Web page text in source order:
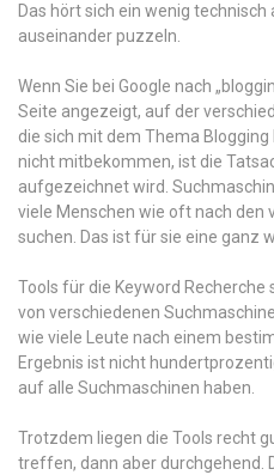
Das hört sich ein wenig
auseinander puzzeln.
Wenn Sie bei Google nach
Seite angezeigt, auf der
die sich mit dem Thema
nicht mitbekommen, ist die
aufgezeichnet wird.
viele Menschen wie oft nach
suchen. Das ist für sie eine ganz
Tools für die Keyword
von verschiedenen
wie viele Leute nach einem
Ergebnis ist nicht
auf alle Suchmaschinen haben.
Trotzdem liegen die Tools recht
treffen, dann aber durchgehend.